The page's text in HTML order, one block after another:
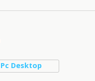
Pc Desktop